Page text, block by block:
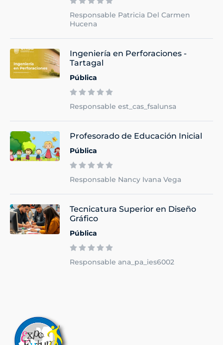
Responsable Patricia Del Carmen
Hucena
Ingeniería en Perforaciones -
Tartagal
Pública
Responsable est_cas_fsalunsa
Profesorado de Educación Inicial
Pública
Responsable Nancy Ivana Vega
Tecnicatura Superior en Diseño
Gráfico
Pública
Responsable ana_pa_ies6002